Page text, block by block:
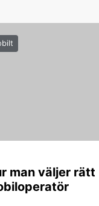
man väljer rätt